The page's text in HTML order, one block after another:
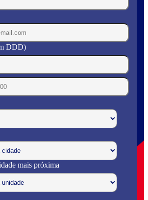
DDD)
mais próxima